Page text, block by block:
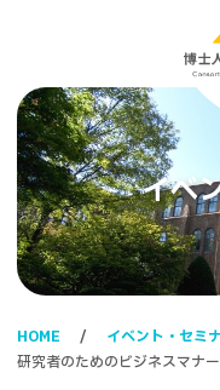
イベ
HOME
イベント・セミ
研究者のためのビジネスマナー